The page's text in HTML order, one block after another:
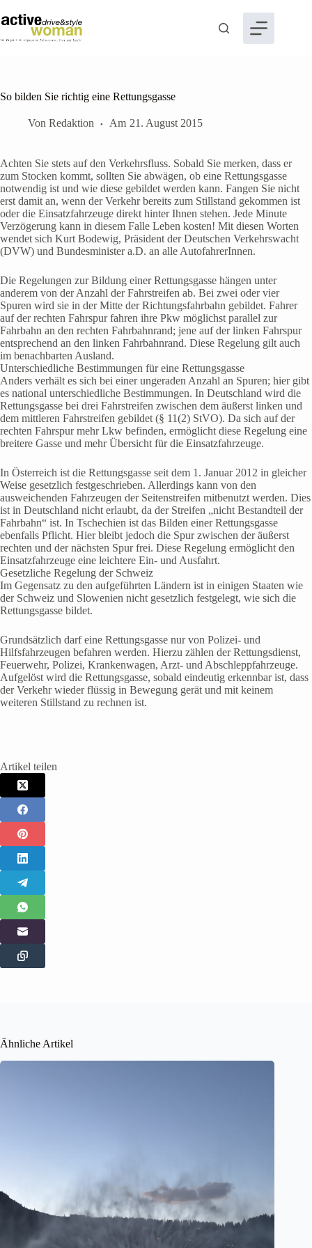
Inhalt
springen
So bilden Sie richtig eine Rettungsgasse
Von Redaktion Am 21. August 2015
Achten Sie stets auf den Verkehrsfluss. Sobald Sie merken, dass er
zum Stocken kommt, sollten Sie abwägen, ob eine Rettungsgasse
notwendig ist und wie diese gebildet werden kann. Fangen Sie nicht
erst damit an, wenn der Verkehr bereits zum Stillstand gekommen ist
oder die Einsatzfahrzeuge direkt hinter Ihnen stehen. Jede Minute
Verzögerung kann in diesem Falle Leben kosten! Mit diesen Worten
wendet sich Kurt Bodewig, Präsident der Deutschen Verkehrswacht
(DVW) und Bundesminister a.D. an alle AutofahrerInnen.
Die Regelungen zur Bildung einer Rettungsgasse hängen unter
anderem von der Anzahl der Fahrstreifen ab. Bei zwei oder vier
Spuren wird sie in der Mitte der Richtungsfahrbahn gebildet. Fahrer
auf der rechten Fahrspur fahren ihre Pkw möglichst parallel zur
Fahrbahn an den rechten Fahrbahnrand; jene auf der linken Fahrspur
entsprechend an den linken Fahrbahnrand. Diese Regelung gilt auch
im benachbarten Ausland.
Unterschiedliche Bestimmungen für eine Rettungsgasse
Anders verhält es sich bei einer ungeraden Anzahl an Spuren; hier gibt
es national unterschiedliche Bestimmungen. In Deutschland wird die
Rettungsgasse bei drei Fahrstreifen zwischen dem äußerst linken und
dem mittleren Fahrstreifen gebildet (§ 11(2) StVO). Da sich auf der
rechten Fahrspur mehr Lkw befinden, ermöglicht diese Regelung eine
breitere Gasse und mehr Übersicht für die Einsatzfahrzeuge.
In Österreich ist die Rettungsgasse seit dem 1. Januar 2012 in gleicher
Weise gesetzlich festgeschrieben. Allerdings kann von den
ausweichenden Fahrzeugen der Seitenstreifen mitbenutzt werden. Dies
ist in Deutschland nicht erlaubt, da der Streifen „nicht Bestandteil der
Fahrbahn“ ist. In Tschechien ist das Bilden einer Rettungsgasse
ebenfalls Pflicht. Hier bleibt jedoch die Spur zwischen der äußerst
rechten und der nächsten Spur frei. Diese Regelung ermöglicht den
Einsatzfahrzeuge eine leichtere Ein- und Ausfahrt.
Gesetzliche Regelung der Schweiz
Im Gegensatz zu den aufgeführten Ländern ist in einigen Staaten wie
der Schweiz und Slowenien nicht gesetzlich festgelegt, wie sich die
Rettungsgasse bildet.
Grundsätzlich darf eine Rettungsgasse nur von Polizei- und
Hilfsfahrzeugen befahren werden. Hierzu zählen der Rettungsdienst,
Feuerwehr, Polizei, Krankenwagen, Arzt- und Abschleppfahrzeuge.
Aufgelöst wird die Rettungsgasse, sobald eindeutig erkennbar ist, dass
der Verkehr wieder flüssig in Bewegung gerät und mit keinem
weiteren Stillstand zu rechnen ist.
Artikel teilen
Ähnliche Artikel